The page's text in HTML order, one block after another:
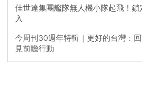
佳世達集團艦隊無人機小隊起飛！
入
今周刊30週年特輯｜更好的台灣：
見前瞻行動